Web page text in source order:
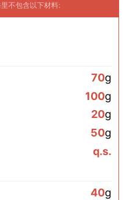
不包含以下材料:
70g
100g
20g
50g
q.s.
40g